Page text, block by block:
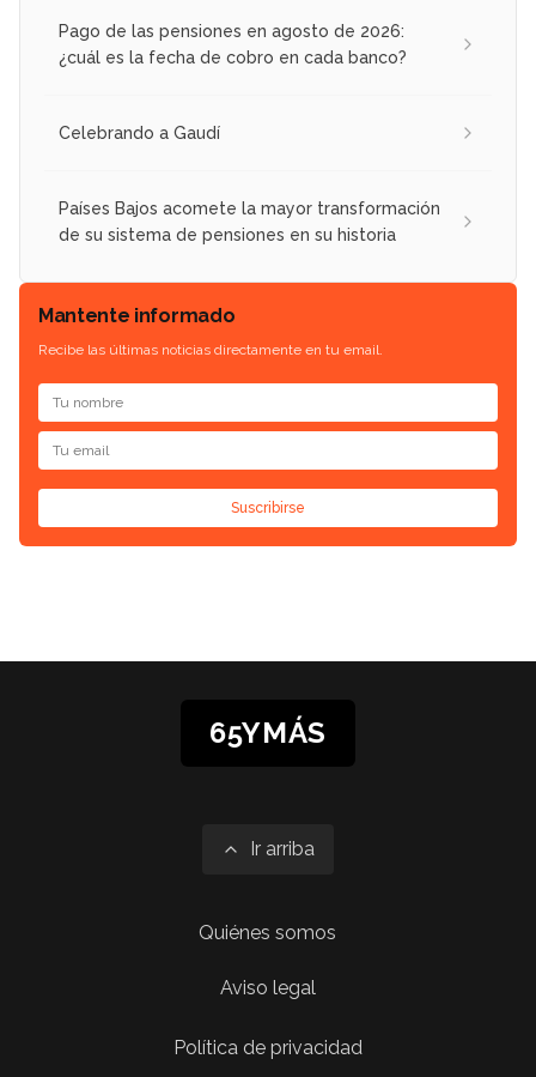
Pago de las pensiones en agosto de 2026:
¿cuál es la fecha de cobro en cada banco?
Celebrando a Gaudí
Países Bajos acomete la mayor transformación
de su sistema de pensiones en su historia
Mantente informado
Recibe las últimas noticias directamente en tu email.
Suscribirse
65YMÁS
Ir arriba
Quiénes somos
Aviso legal
Política de privacidad